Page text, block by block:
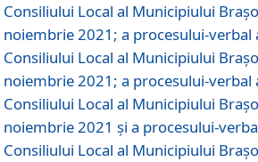
Consiliului Local al Municipiului
noiembrie 2021; a procesului-verbal
Consiliului Local al Municipiului
noiembrie 2021; a procesului-verbal
Consiliului Local al Municipiului
noiembrie 2021 și a procesului-
Consiliului Local al Municipiului